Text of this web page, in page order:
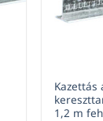
Kazettás
1,2 m